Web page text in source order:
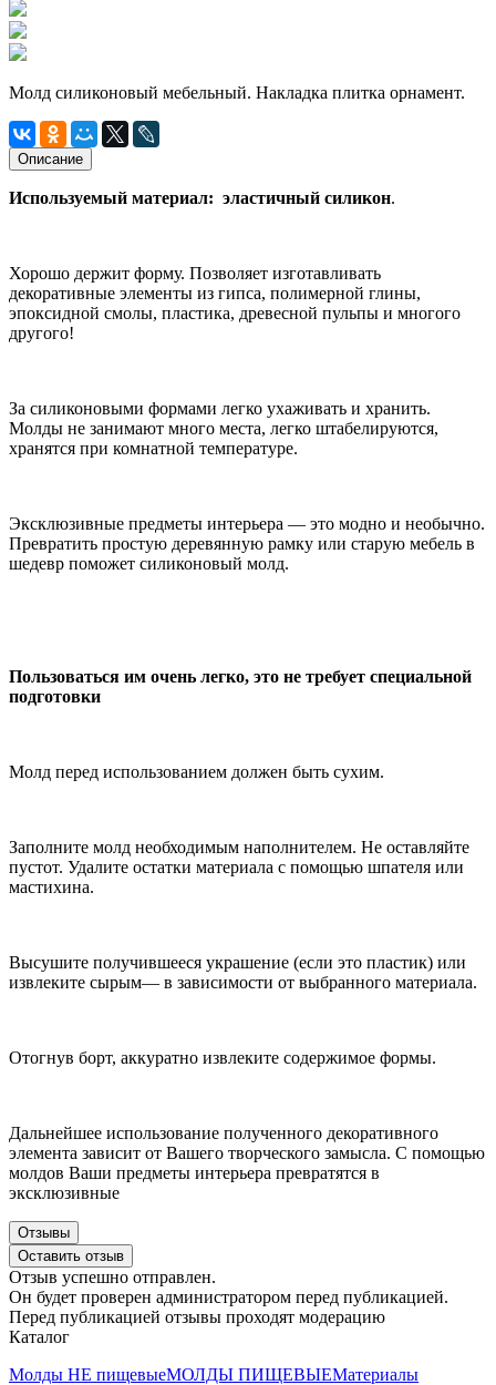
Молд силиконовый мебельный. Накладка плитка орнамент.
Описание
Используемый материал: эластичный силикон.
Хорошо держит форму. Позволяет изготавливать
декоративные элементы из гипса, полимерной глины,
эпоксидной смолы, пластика, древесной пульпы и многого
другого!
За силиконовыми формами легко ухаживать и хранить.
Молды не занимают много места, легко штабелируются,
хранятся при комнатной температуре.
Эксклюзивные предметы интерьера — это модно и необычно.
Превратить простую деревянную рамку или старую мебель в
шедевр поможет силиконовый молд.
Пользоваться им очень легко, это не требует специальной
подготовки
Молд перед использованием должен быть сухим.
Заполните молд необходимым наполнителем. Не оставляйте
пустот. Удалите остатки материала с помощью шпателя или
мастихина.
Высушите получившееся украшение (если это пластик) или
извлеките сырым— в зависимости от выбранного материала.
Отогнув борт, аккуратно извлеките содержимое формы.
Дальнейшее использование полученного декоративного
элемента зависит от Вашего творческого замысла. С помощью
молдов Ваши предметы интерьера превратятся в
эксклюзивные
Отзывы
Оставить отзыв
Отзыв успешно отправлен.
Он будет проверен администратором перед публикацией.
Перед публикацией отзывы проходят модерацию
Каталог
Молды НЕ пищевыеМОЛДЫ ПИЩЕВЫЕМатериалы